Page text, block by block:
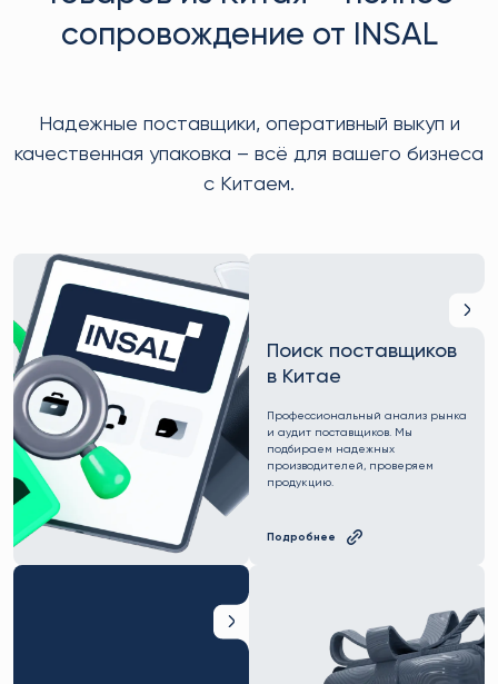
сопровождение от INSAL
Надежные поставщики, оперативный выкуп и
качественная упаковка – всё для вашего бизнеса
с Китаем.
Поиск поставщиков
в Китае
Профессиональный анализ рынка
и аудит поставщиков. Мы
подбираем надежных
производителей, проверяем
продукцию.
Подробнее